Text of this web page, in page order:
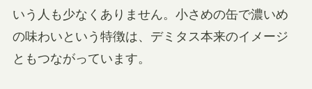
いう人も少なくありません。小さめの缶で濃いめ
の味わいという特徴は、デミタス本来のイメージ
ともつながっています。